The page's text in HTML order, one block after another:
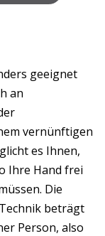
geeignet
an
vernünftigen
es Ihnen,
Ihre Hand frei
Die
beträgt
Person, also